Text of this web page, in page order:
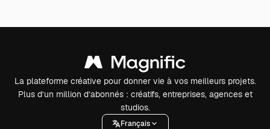
La plateforme créative pour donner vie à vos meilleurs projets.
Plus d’un million d’abonnés : créatifs, entreprises, agences et
studios.
Français